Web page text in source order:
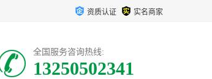
资质认证 实名商家
全国服务咨询热线:
13250502341